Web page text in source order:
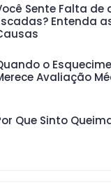
Sente Falta de
Entenda
o
Avaliação
Que Sinto